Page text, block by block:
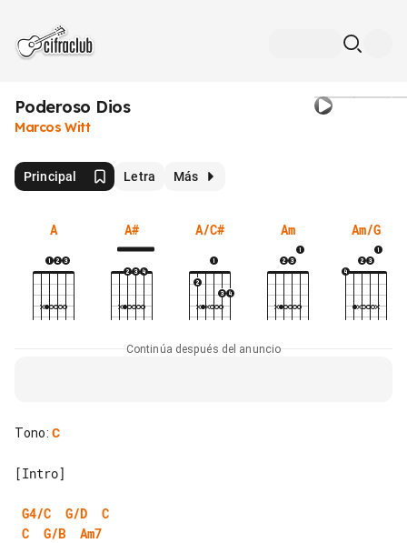
Poderoso Dios
Marcos Witt
Principal Letra Más
A A# A/C# Am Am/G
Continúa después del anuncio
Tono: C
[Intro]
G4/C G/D
C
C
G/B
Am7